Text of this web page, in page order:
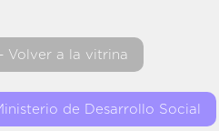
Volver a la vitrina
de Desarrollo Social